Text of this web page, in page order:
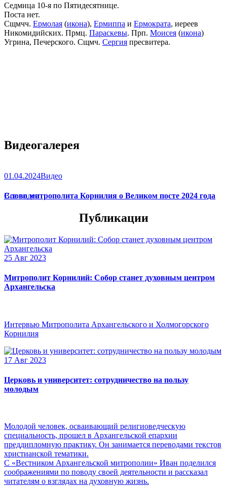
Седмица 10-я по Пятидесятнице.
Поста нет.
Сщмчч. Ермолая (икона), Ермиппа и Ермократа, иереев
Никомидийских. Прмц. Параскевы. Прп. Моисея (икона)
Угрина, Печерского. Сщмч. Сергия пресвитера.
Видеогалерея
01.04.2024Видео
Слово митрополита Корнилия о Великом посте 2024 года
Все видео
Публикации
25 Авг 2023
Митрополит Корнилий: Собор станет духовным центром
Архангельска
Интервью Митрополита Архангельского и Холмогорского
Корнилия
17 Авг 2023
Церковь и университет: сотрудничество на пользу
молодым
Молодой человек, осваивающий религиоведческую
специальность, прошел в Архангельской епархии
преддипломную практику. Он занимается переводами текстов
христианской тематики.
С «Вестником Архангельской митрополии» Иван поделился
соображениями по поводу своей деятельности и рассказал
читателям о взглядах на духовную жизнь.